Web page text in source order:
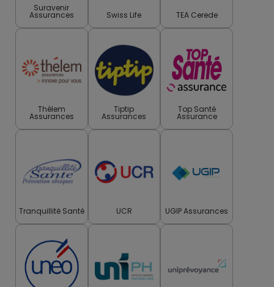
Suravenir
Assurances Swiss Life TEA Cerede
Thélem
Assurances
Tiptip
Assurances
Top Santé
Assurance
Tranquillité Santé UCR UGIP Assurances